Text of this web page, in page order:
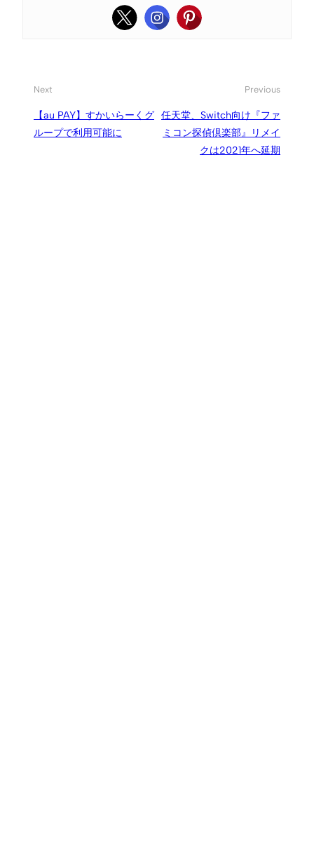
Next
【au PAY】すかいらーくグ
ループで利用可能に
Previous
任天堂、Switch向け『ファ
ミコン探偵倶楽部』リメイ
クは2021年へ延期